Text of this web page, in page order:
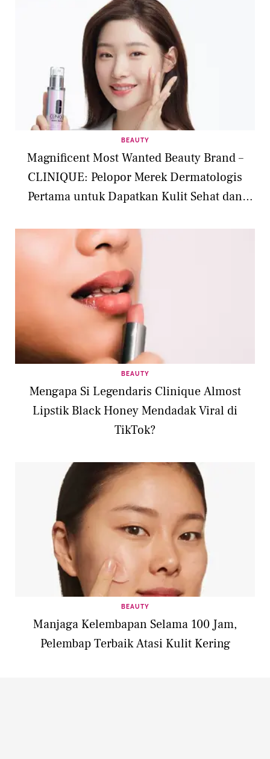
BEAUTY
Magnificent Most Wanted Beauty Brand –
CLINIQUE: Pelopor Merek Dermatologis
Pertama untuk Dapatkan Kulit Sehat dan
BEAUTY
Mengapa Si Legendaris Clinique Almost
Lipstik Black Honey Mendadak Viral di
TikTok?
BEAUTY
Manjaga Kelembapan Selama 100 Jam,
Pelembap Terbaik Atasi Kulit Kering